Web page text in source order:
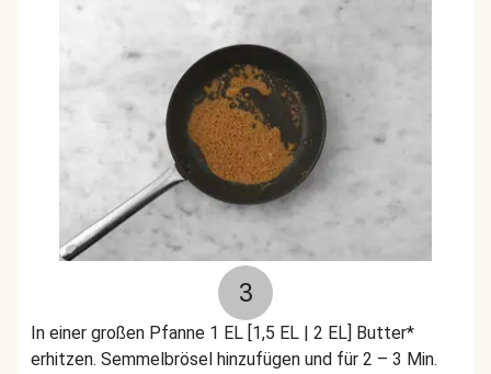
3
In einer großen Pfanne 1 EL [1,5 EL | 2 EL] Butter*
erhitzen. Semmelbrösel hinzufügen und für 2 – 3 Min.